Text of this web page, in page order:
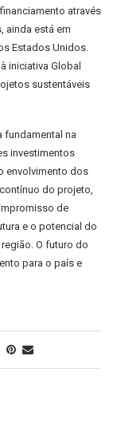
através
ainda está em
Estados Unidos.
iniciativa Global
sustentáveis
fundamental na
investimentos
envolvimento dos
do projeto,
de
e o potencial do
O futuro do
para o país e